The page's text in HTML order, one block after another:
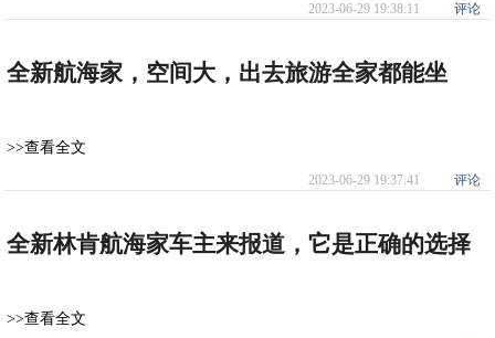
2023-06-29 19:38:11 评论
全新航海家，空间大，出去旅游全家都能坐
>>查看全文
2023-06-29 19:37:41 评论
全新林肯航海家车主来报道，它是正确的选择
>>查看全文